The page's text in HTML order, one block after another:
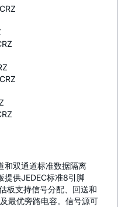
和双通道标准数据隔离
提供JEDEC标准8引脚
板支持信号分配、回送和
最优旁路电容。信号源可